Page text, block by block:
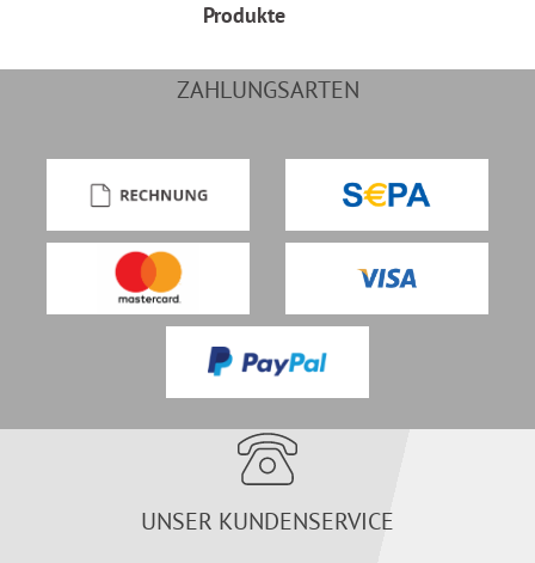
Produkte
ZAHLUNGSARTEN
UNSER KUNDENSERVICE